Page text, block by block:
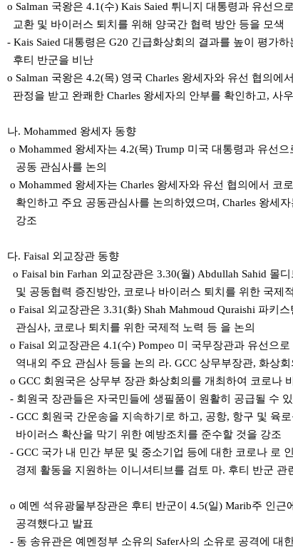
o Salman 국왕은 4.1(수) Kais Saied 튀니지 대통령과 유선으
교환 및 바이러스 퇴치를 위해 양국간 협력 방안 등을 모색
- Kais Saied 대통령은 G20 긴급화상회의 결과를 높이 평가
후티 반군을 비난
o Salman 국왕은 4.2(목) 영국 Charles 왕세자와 유선 협의에
판정을 받고 완쾌한 Charles 왕세자의 안부를 확인하고, 사
나. Mohammed 왕세자 동향
o Mohammed 왕세자는 4.2(목) Trump 미국 대통령과 유선
공동 관심사를 논의
o Mohammed 왕세자는 Charles 왕세자와 유선 협의에서 코
확인하고 주요 공동관심사를 논의하였으며, Charles 왕세
강조
다. Faisal 외교장관 동향
o Faisal bin Farhan 외교장관은 3.30(월) Abdullah Sahid 몰
및 공동협력 증진방안, 코로나 바이러스 퇴치를 위한 국제
o Faisal 외교장관은 3.31(화) Shah Mahmoud Quraishi 파키
관심사, 코로나 퇴치를 위한 국제적 노력 등 을 논의
o Faisal 외교장관은 4.1(수) Pompeo 미 국무장관과 유선으
역내외 주요 관심사 등을 논의 라. GCC 상무부장관, 화상회
o GCC 회원국은 상무부 장관 화상회의를 개최하여 코로나
- 회원국 장관들은 자국민들에 생필품이 원활히 공급될 수
- GCC 회원국 간운송을 지속하기로 하고, 공항, 항구 및 육
바이러스 확산을 막기 위한 예방조치를 준수할 것을 강조
- GCC 국가 내 민간 부문 및 중소기업 등에 대한 코로나 로
경제 활동을 지원하는 이니셔티브를 검토 마. 후티 반군 관
o 예멘 석유광물부장관은 후티 반군이 4.5(일) Marib주 인근
공격했다고 발표
- 동 송유관은 예멘정부 소유의 Safer사의 소유로 공격에 대